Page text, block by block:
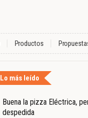
Productos
Lo más leído
Buena la pizza Eléctrica,
despedida